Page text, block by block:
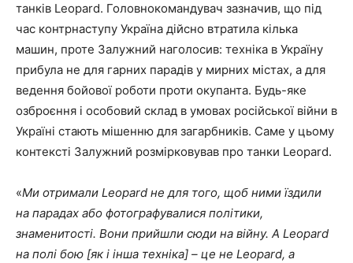
танків Leopard. Головнокомандувач зазначив, що під
час контрнаступу Україна дійсно втратила кілька
машин, проте Залужний наголосив: техніка в Україну
прибула не для гарних парадів у мирних містах, а для
ведення бойової роботи проти окупанта. Будь-яке
озброєння і особовий склад в умовах російської війни в
Україні стають мішенню для загарбників. Саме у цьому
контексті Залужний розмірковував про танки Leopard.
«Ми отримали Leopard не для того, щоб ними їздили
на парадах або фотографувалися політики,
знаменитості. Вони прийшли сюди на війну. А Leopard
на полі бою [як і інша техніка] – це не Leopard, а